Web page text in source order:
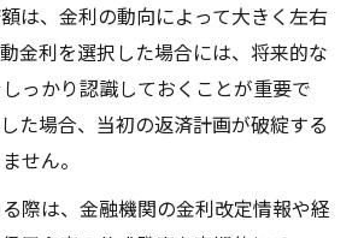
は、金利の動向によって大きく左右
金利を選択した場合には、将来的な
っかり認識しておくことが重要で
た場合、当初の返済計画が破綻する
せん。
際は、金融機関の金利改定情報や経